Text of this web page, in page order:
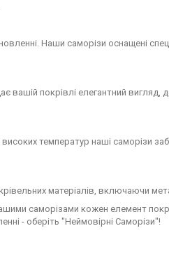
Наши саморізи оснащені
вашій покрівлі елегантний вигляд,
температур наші саморізи
матеріалів, включаючи
саморізами кожен елемент
- оберіть "Неймовірні Саморізи"!